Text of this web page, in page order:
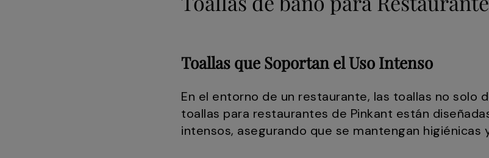
Toallas que Soportan el Uso Intenso
En el entorno de un restaurante, las toallas no solo
toallas para restaurantes de Pinkant están
intensos, asegurando que se mantengan higiénicas